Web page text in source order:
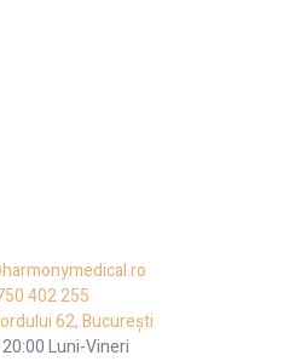
402 255
62, București
Luni-Vineri